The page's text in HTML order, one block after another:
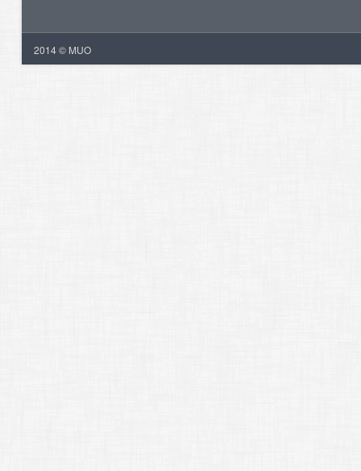
2014 © MUO